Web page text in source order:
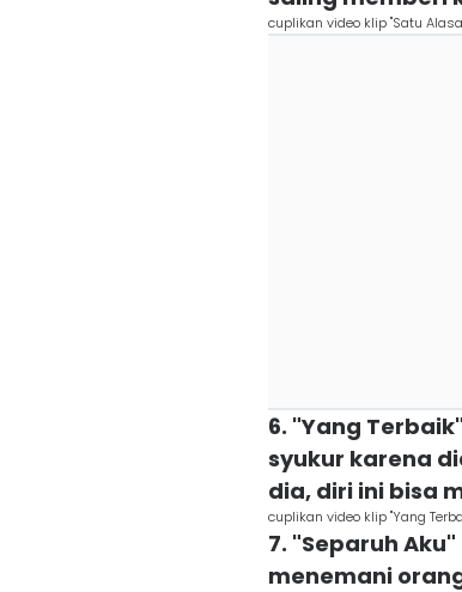
cuplikan video klip "Satu
6. "Yang
syukur karena
dia, diri ini bisa
cuplikan video klip "Yang
7. "Separuh
menemani